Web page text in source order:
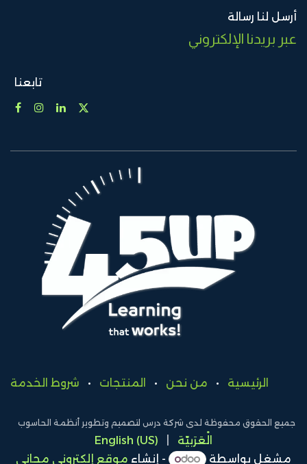
أرسل لنا رسالة
عبر بريدنا الإلكتروني
تابعنا
الرئيسية • من نحن • المنتجات • شروط الخدمة
جميع الحقوق محفوظة لدى شركة درس لتصميم وتطوير أنظمة الحاسوب
الْعَرَبيّة
English (US)
مشغل بواسطة
- إنشاء موقع إلكتروني مجاني